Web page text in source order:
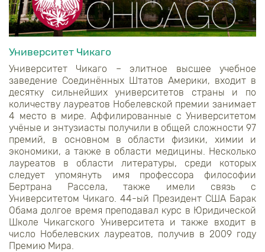
Университет Чикаго
Университет Чикаго – элитное высшее учебное
заведение Соединённых Штатов Америки, входит в
десятку сильнейших университетов страны и по
количеству лауреатов Нобелевской премии занимает
4 место в мире. Аффилированные с Университетом
учёные и энтузиасты получили в общей сложности 97
премий, в основном в области физики, химии и
экономики, а также в области медицины. Несколько
лауреатов в области литературы, среди которых
следует упомянуть имя профессора философии
Бертрана Рассела, также имели связь с
Университетом Чикаго. 44-ый Президент США Барак
Обама долгое время преподавал курс в Юридической
Школе Чикагского Университета и также входит в
число Нобелевских лауреатов, получив в 2009 году
Премию Мира.